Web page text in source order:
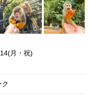
月・祝)